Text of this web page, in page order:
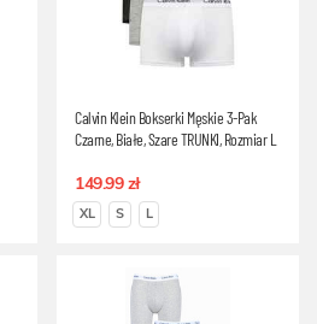
Calvin Klein Bokserki Męskie 3-Pak
Czarne, Białe, Szare TRUNKI, Rozmiar L
149.99 zł
XL S L